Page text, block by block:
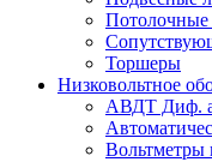
Потолочные
Торшеры
Низковольтное
АВДT Диф.
Вольтметры